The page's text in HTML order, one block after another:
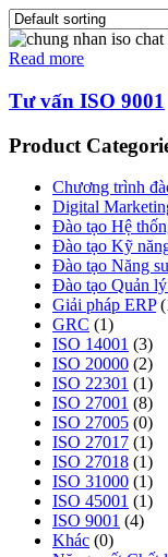
Read more
Tư vấn ISO 9001
Product
Chương trình
Digital
Đào tạo Hệ
Đào tạo Kỹ
Đào tạo Năng
Đào tạo Quản
Giải pháp ERP
GRC (1)
ISO 14001 (3)
ISO 20000 (2)
ISO 22301 (1)
ISO 27001 (8)
ISO 27005 (0)
ISO 27017 (1)
ISO 27018 (1)
ISO 31000 (1)
ISO 45001 (1)
ISO 9001 (4)
Khác (0)